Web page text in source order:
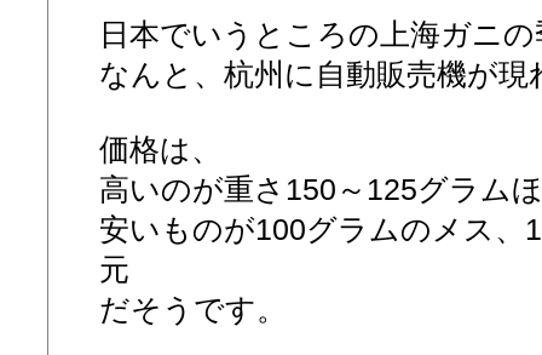
日本でいうところの上海ガニ
なんと、杭州に自動販売機が現
価格は、
高いのが重さ150～125グラム
安いものが100グラムのメス
元
だそうです。